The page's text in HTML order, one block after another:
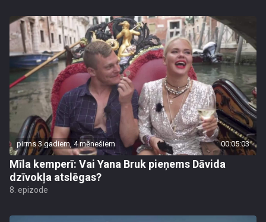
pirms 3 gadiem, 4 mēnešiem 00:05:03
Mīla kemperī: Vai Yana Bruk pieņems Dāvida
dzīvokļa atslēgas?
8. epizode